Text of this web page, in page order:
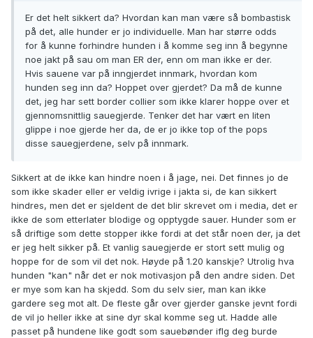
Er det helt sikkert da? Hvordan kan man være så bombastisk
på det, alle hunder er jo individuelle. Man har større odds
for å kunne forhindre hunden i å komme seg inn å begynne
noe jakt på sau om man ER der, enn om man ikke er der.
Hvis sauene var på inngjerdet innmark, hvordan kom
hunden seg inn da? Hoppet over gjerdet? Da må de kunne
det, jeg har sett border collier som ikke klarer hoppe over et
gjennomsnittlig sauegjerde. Tenker det har vært en liten
glippe i noe gjerde her da, de er jo ikke top of the pops
disse sauegjerdene, selv på innmark.
Sikkert at de ikke kan hindre noen i å jage, nei. Det finnes jo de
som ikke skader eller er veldig ivrige i jakta si, de kan sikkert
hindres, men det er sjeldent de det blir skrevet om i media, det er
ikke de som etterlater blodige og opptygde sauer. Hunder som er
så driftige som dette stopper ikke fordi at det står noen der, ja det
er jeg helt sikker på. Et vanlig sauegjerde er stort sett mulig og
hoppe for de som vil det nok. Høyde på 1.20 kanskje? Utrolig hva
hunden "kan" når det er nok motivasjon på den andre siden. Det
er mye som kan ha skjedd. Som du selv sier, man kan ikke
gardere seg mot alt. De fleste går over gjerder ganske jevnt fordi
de vil jo heller ikke at sine dyr skal komme seg ut. Hadde alle
passet på hundene like godt som sauebønder iflg deg burde